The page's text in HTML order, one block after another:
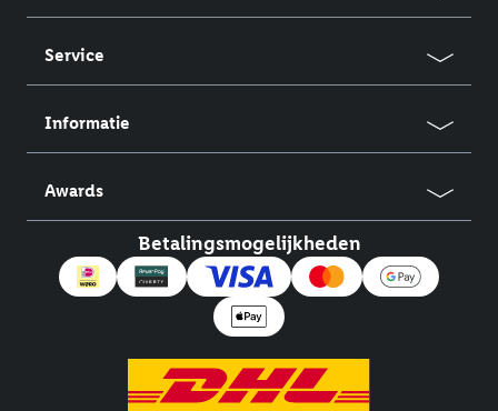
Service
Informatie
Awards
Betalingsmogelijkheden